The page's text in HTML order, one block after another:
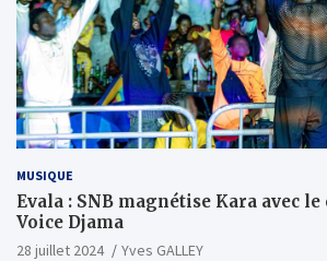
MUSIQUE
Evala : SNB magnétise Kara avec
Voice Djama
28 juillet 2024
Yves GALLEY